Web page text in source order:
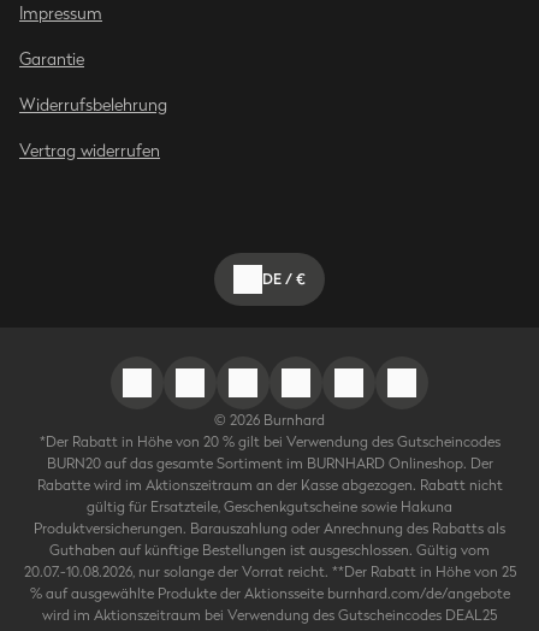
Impressum
Garantie
Widerrufsbelehrung
Vertrag widerrufen
DE/€
© 2026 Burnhard
*Der Rabatt in Höhe von 20 % gilt bei Verwendung des Gutscheincodes
BURN20 auf das gesamte Sortiment im BURNHARD Onlineshop. Der
Rabatte wird im Aktionszeitraum an der Kasse abgezogen. Rabatt nicht
gültig für Ersatzteile, Geschenkgutscheine sowie Hakuna
Produktversicherungen. Barauszahlung oder Anrechnung des Rabatts als
Guthaben auf künftige Bestellungen ist ausgeschlossen. Gültig vom
20.07.-10.08.2026, nur solange der Vorrat reicht. **Der Rabatt in Höhe von 25
% auf ausgewählte Produkte der Aktionsseite burnhard.com/de/angebote
wird im Aktionszeitraum bei Verwendung des Gutscheincodes DEAL25